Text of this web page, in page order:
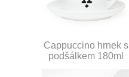
Cappuccino hrnek s
podšálkem 180ml